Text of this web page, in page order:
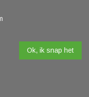
Ok, ik snap het